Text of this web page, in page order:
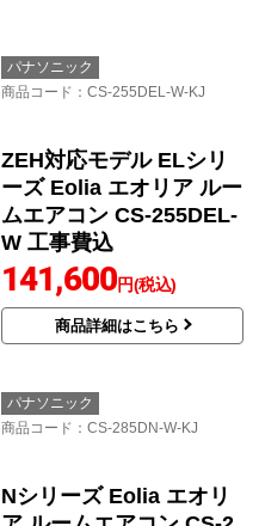
パナソニック
商品コード ：CS-255DEL-W-KJ
ZEH対応モデル ELシリ
ーズ Eolia エオリア ルー
ムエアコン CS-255DEL-
W 工事費込
141,600円(税込)
商品詳細はこちら